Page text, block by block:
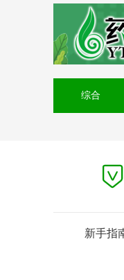
综合
新手指